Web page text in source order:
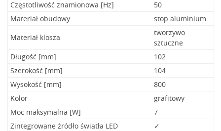
Częstotliwość znamionowa [Hz]
50
Materiał obudowy
stop aluminium
Materiał klosza
tworzywo
sztuczne
Długość [mm]
102
Szerokość [mm]
104
Wysokość [mm]
800
Kolor
grafitowy
Moc maksymalna [W]
7
Zintegrowane źródło światła LED
✓